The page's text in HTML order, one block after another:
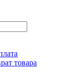
товара